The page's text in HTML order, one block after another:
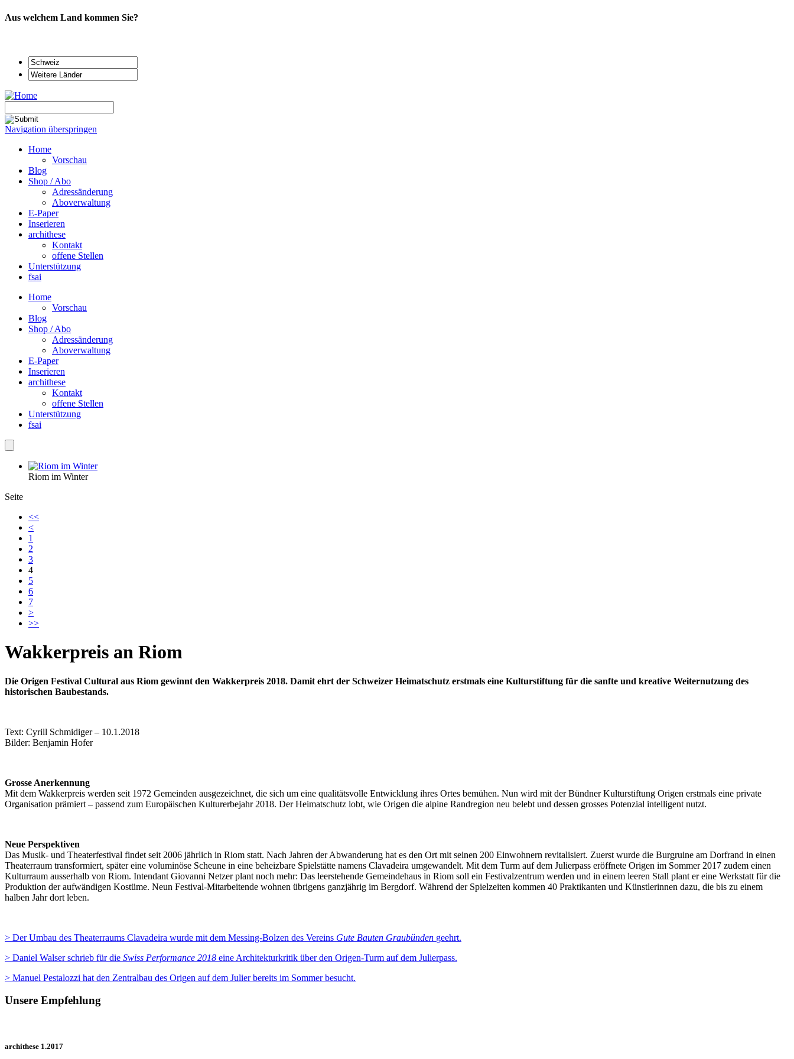
Aus welchem Land kommen Sie?
Navigation überspringen
Home
Vorschau
Blog
Shop / Abo
Adressänderung
Aboverwaltung
E-Paper
Inserieren
archithese
Kontakt
offene Stellen
Unterstützung
fsai
Home
Vorschau
Blog
Shop / Abo
Adressänderung
Aboverwaltung
E-Paper
Inserieren
archithese
Kontakt
offene Stellen
Unterstützung
fsai
Riom im Winter
Seite
<<
<
1
2
3
4
5
6
7
>
>>
Wakkerpreis an Riom
Die Origen Festival Cultural aus Riom gewinnt den Wakkerpreis 2018. Damit ehrt der Schweizer Heimatschutz erstmals eine Kulturstiftung für die sanfte und kreative Weiternutzung des
historischen Baubestands.
Text: Cyrill Schmidiger – 10.1.2018
Bilder: Benjamin Hofer
Grosse Anerkennung
Mit dem Wakkerpreis werden seit 1972 Gemeinden ausgezeichnet, die sich um eine qualitätsvolle Entwicklung ihres Ortes bemühen. Nun wird mit der Bündner Kulturstiftung Origen erstmals eine private
Organisation prämiert – passend zum Europäischen Kulturerbejahr 2018. Der Heimatschutz lobt, wie Origen die alpine Randregion neu belebt und dessen grosses Potenzial intelligent nutzt.
Neue Perspektiven
Das Musik- und Theaterfestival findet seit 2006 jährlich in Riom statt. Nach Jahren der Abwanderung hat es den Ort mit seinen 200 Einwohnern revitalisiert. Zuerst wurde die Burgruine am Dorfrand in einen
Theaterraum transformiert, später eine voluminöse Scheune in eine beheizbare Spielstätte namens Clavadeira umgewandelt. Mit dem Turm auf dem Julierpass eröffnete Origen im Sommer 2017 zudem einen
Kulturraum ausserhalb von Riom. Intendant Giovanni Netzer plant noch mehr: Das leerstehende Gemeindehaus in Riom soll ein Festivalzentrum werden und in einem leeren Stall plant er eine Werkstatt für die
Produktion der aufwändigen Kostüme. Neun Festival-Mitarbeitende wohnen übrigens ganzjährig im Bergdorf. Während der Spielzeiten kommen 40 Praktikanten und Künstlerinnen dazu, die bis zu einem
halben Jahr dort leben.
> Der Umbau des Theaterraums Clavadeira wurde mit dem Messing-Bolzen des Vereins Gute Bauten Graubünden geehrt.
> Daniel Walser schrieb für die Swiss Performance 2018 eine Architekturkritik über den Origen-Turm auf dem Julierpass.
> Manuel Pestalozzi hat den Zentralbau des Origen auf dem Julier bereits im Sommer besucht.
Unsere Empfehlung
archithese 1.2017